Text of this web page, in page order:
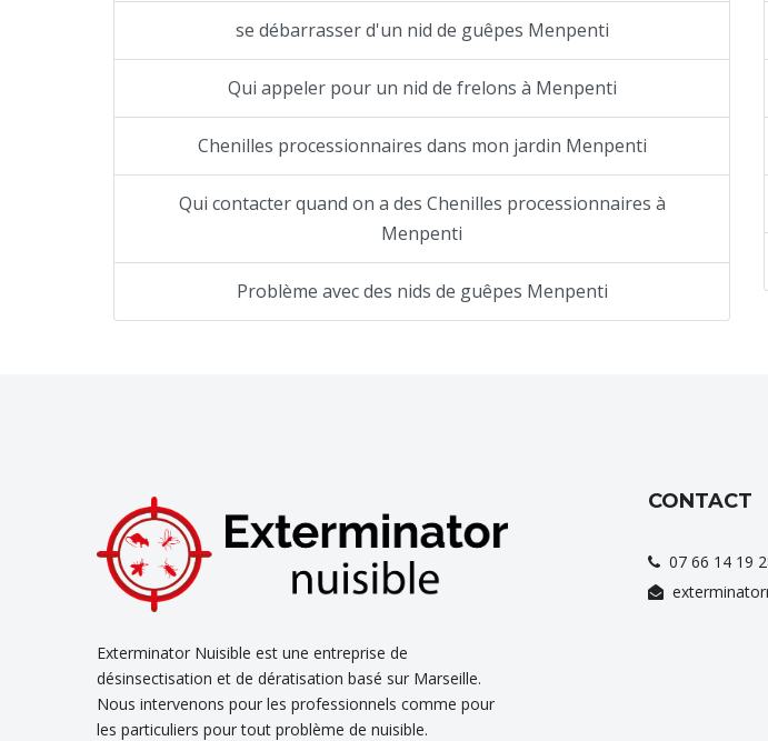
se débarrasser d'un nid de guêpes Menpenti
Qui appeler pour un nid de frelons à Menpenti
Chenilles processionnaires dans mon jardin Menpenti
Qui contacter quand on a des Chenilles processionnaires à
Menpenti
Problème avec des nids de guêpes Menpenti
Exterminator Nuisible est une entreprise de
désinsectisation et de dératisation basé sur Marseille.
Nous intervenons pour les professionnels comme pour
les particuliers pour tout problème de nuisible.
CONTACT
07 66 14 19